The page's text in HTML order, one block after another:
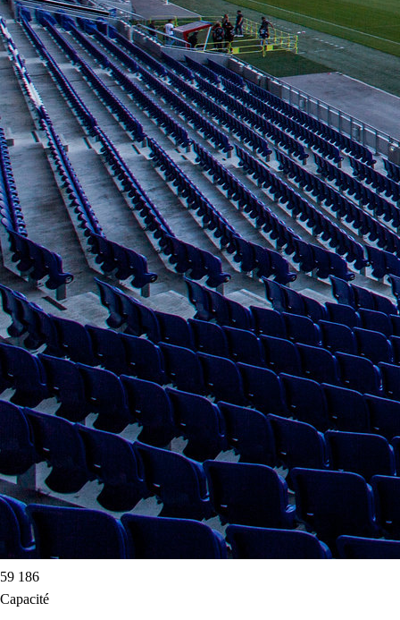
59 186
Capacité